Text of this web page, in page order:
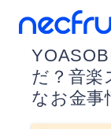
だ？音楽
なお金事